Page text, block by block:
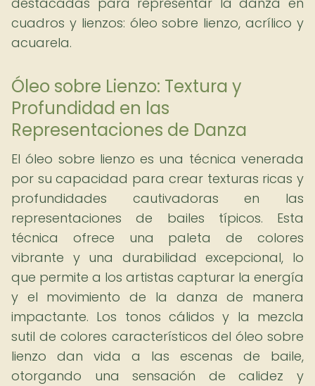
cuadros y lienzos: óleo sobre lienzo, acrílico y
acuarela.
Óleo sobre Lienzo: Textura y
Profundidad en las
Representaciones de Danza
El óleo sobre lienzo es una técnica venerada
por su capacidad para crear texturas ricas y
profundidades cautivadoras en las
representaciones de bailes típicos. Esta
técnica ofrece una paleta de colores
vibrante y una durabilidad excepcional, lo
que permite a los artistas capturar la energía
y el movimiento de la danza de manera
impactante. Los tonos cálidos y la mezcla
sutil de colores característicos del óleo sobre
lienzo dan vida a las escenas de baile,
otorgando una sensación de calidez y